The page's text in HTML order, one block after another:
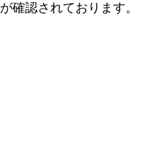
が確認されております。